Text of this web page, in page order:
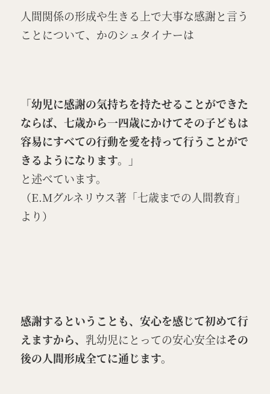
人間関係の形成や生きる上で大事な感謝と言う
ことについて、かのシュタイナーは
「幼児に感謝の気持ちを持たせることができた
ならば、七歳から一四歳にかけてその子どもは
容易にすべての行動を愛を持って行うことがで
きるようになります。」
と述べています。
（E.Mグルネリウス著「七歳までの人間教育」
より）
感謝するということも、安心を感じて初めて行
えますから、 乳幼児にとっての安心安全はその
後の人間形成全てに通じます。